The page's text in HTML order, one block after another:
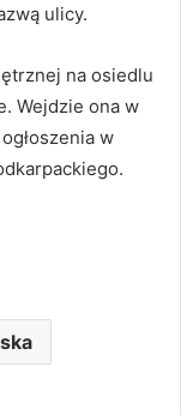
ulicy.
na osiedlu
Wejdzie ona w
w